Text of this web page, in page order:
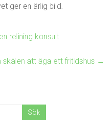
ger en ärlig bild.
relining konsult
skälen att äga ett fritidshus →